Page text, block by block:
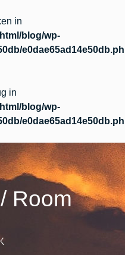
in
blog/wp-
e0dae65ad14e50db.ph
in
blog/wp-
e0dae65ad14e50db.ph
Room